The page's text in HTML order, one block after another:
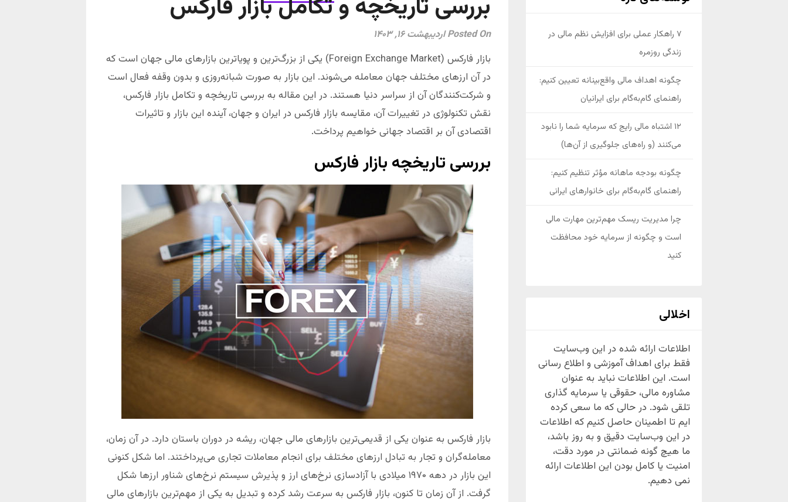
بررسی تاریخچه و تکامل بازار فارکس
Posted On اردیبهشت ۱۶, ۱۴۰۳
بازار فارکس (Foreign Exchange Market) یکی از بزرگ‌ترین و پویاترین بازارهای مالی جهان است که
در آن ارزهای مختلف جهان معامله می‌شوند. این بازار به صورت شبانه‌روزی و بدون وقفه فعال است
و شرکت‌کنندگان آن از سراسر دنیا هستند. در این مقاله به بررسی تاریخچه و تکامل بازار فارکس،
نقش تکنولوژی در تغییرات آن، مقایسه بازار فارکس در ایران و جهان، آینده این بازار و تاثیرات
اقتصادی آن بر اقتصاد جهانی خواهیم پرداخت.
بررسی تاریخچه بازار فارکس
بازار فارکس به عنوان یکی از قدیمی‌ترین بازارهای مالی جهان، ریشه در دوران باستان دارد. در آن زمان،
معامله‌گران و تجار به تبادل ارزهای مختلف برای انجام معاملات تجاری می‌پرداختند. اما شکل کنونی
این بازار در دهه ۱۹۷۰ میلادی با آزادسازی نرخ‌های ارز و پذیرش سیستم نرخ‌های شناور ارزها شکل
گرفت. از آن زمان تا کنون، بازار فارکس به سرعت رشد کرده و تبدیل به یکی از مهم‌ترین بازارهای مالی
۷ راهکار عملی برای افزایش نظم مالی در
زندگی روزمره
چگونه اهداف مالی واقع‌بینانه تعیین کنیم:
راهنمای گام‌به‌گام برای ایرانیان
۱۲ اشتباه مالی رایج که سرمایه شما را نابود
می‌کنند (و راه‌های جلوگیری از آن‌ها)
چگونه بودجه ماهانه مؤثر تنظیم کنیم:
راهنمای گام‌به‌گام برای خانوارهای ایرانی
چرا مدیریت ریسک مهم‌ترین مهارت مالی
است و چگونه از سرمایه خود محافظت
کنید
اخلالی
اطلاعات ارائه شده در این وب‌سایت
فقط برای اهداف آموزشی و اطلاع رسانی
است. این اطلاعات نباید به عنوان
مشاوره مالی، حقوقی یا سرمایه گذاری
تلقی شود. در حالی که ما سعی کرده
ایم تا اطمینان حاصل کنیم که اطلاعات
در این وب‌سایت دقیق و به روز باشد،
ما هیچ گونه ضمانتی در مورد دقت،
امنیت یا کامل بودن این اطلاعات ارائه
نمی دهیم.